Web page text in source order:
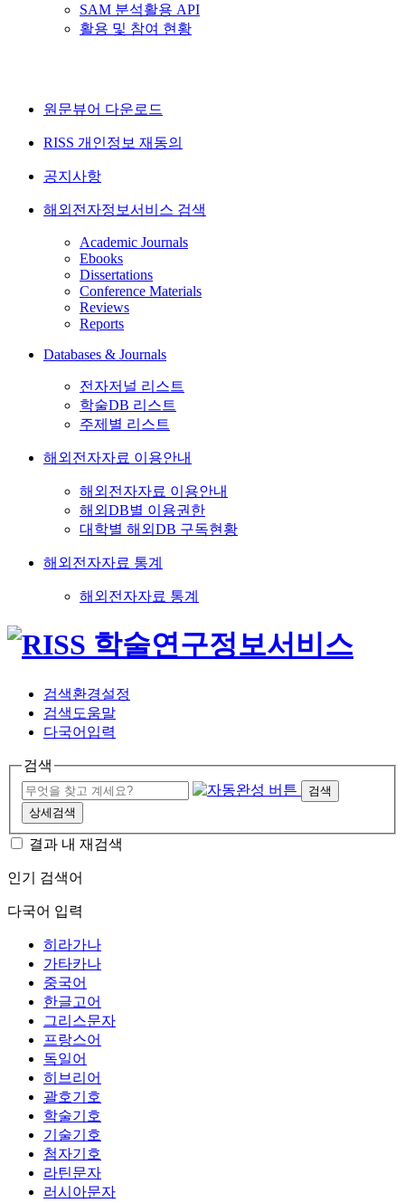
SAM 분석활용 API
활용 및 참여 현황
원문뷰어 다운로드
RISS 개인정보 재동의
공지사항
해외전자정보서비스 검색
Academic Journals
Ebooks
Dissertations
Conference Materials
Reviews
Reports
Databases & Journals
전자저널 리스트
학술DB 리스트
주제별 리스트
해외전자자료 이용안내
해외전자자료 이용안내
해외DB별 이용권한
대학별 해외DB 구독현황
해외전자자료 통계
해외전자자료 통계
검색환경설정
검색도움말
다국어입력
검색
검색
상세검색
결과 내 재검색
인기 검색어
다국어 입력
히라가나
가타카나
중국어
한글고어
그리스문자
프랑스어
독일어
히브리어
괄호기호
학술기호
기술기호
첨자기호
라틴문자
러시아문자